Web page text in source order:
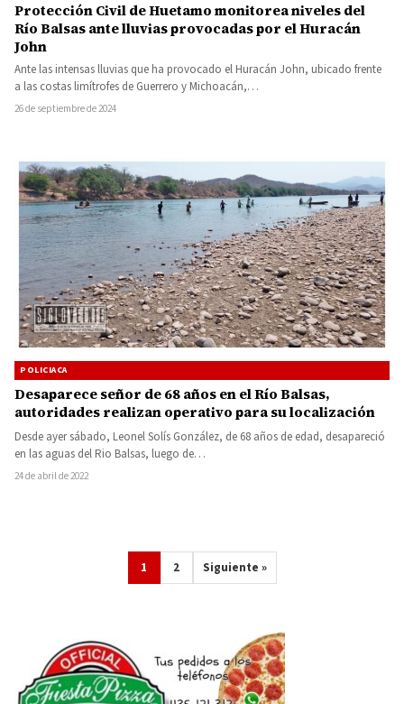
Protección Civil de Huetamo monitorea niveles del
Río Balsas ante lluvias provocadas por el Huracán
John
Ante las intensas lluvias que ha provocado el Huracán John, ubicado frente
a las costas limítrofes de Guerrero y Michoacán,…
26 de septiembre de 2024
POLICIACA
Desaparece señor de 68 años en el Río Balsas,
autoridades realizan operativo para su localización
Desde ayer sábado, Leonel Solís González, de 68 años de edad, desapareció
en las aguas del Rio Balsas, luego de…
24 de abril de 2022
1 2 Siguiente »